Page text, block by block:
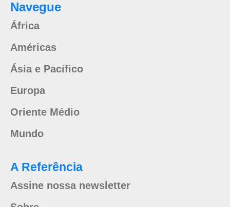
Navegue
África
Américas
Ásia e Pacífico
Europa
Oriente Médio
Mundo
A Referência
Assine nossa newsletter